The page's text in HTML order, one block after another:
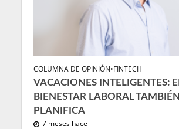
COLUMNA DE OPINIÓN•FINTECH
VACACIONES INTELIGENTES:
BIENESTAR LABORAL
PLANIFICA
7 meses hace